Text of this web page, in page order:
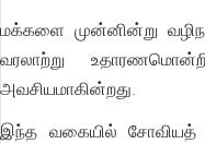
மக்களை முன்னின்று
வரலாற்று
அவசியமாகின்றது.
இந்த வகையில் சோவியத்